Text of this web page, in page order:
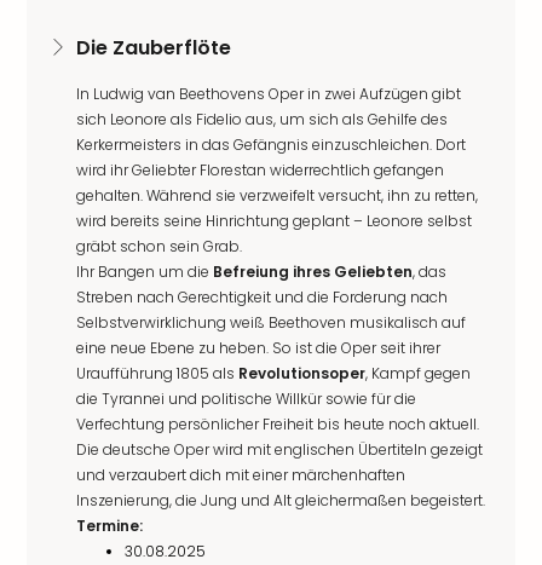
Die Zauberflöte
In Ludwig van Beethovens Oper in zwei Aufzügen gibt
sich Leonore als Fidelio aus, um sich als Gehilfe des
Kerkermeisters in das Gefängnis einzuschleichen. Dort
wird ihr Geliebter Florestan widerrechtlich gefangen
gehalten. Während sie verzweifelt versucht, ihn zu retten,
wird bereits seine Hinrichtung geplant – Leonore selbst
gräbt schon sein Grab.
Ihr Bangen um die Befreiung ihres Geliebten, das
Streben nach Gerechtigkeit und die Forderung nach
Selbstverwirklichung weiß Beethoven musikalisch auf
eine neue Ebene zu heben. So ist die Oper seit ihrer
Uraufführung 1805 als Revolutionsoper, Kampf gegen
die Tyrannei und politische Willkür sowie für die
Verfechtung persönlicher Freiheit bis heute noch aktuell.
Die deutsche Oper wird mit englischen Übertiteln gezeigt
und verzaubert dich mit einer märchenhaften
Inszenierung, die Jung und Alt gleichermaßen begeistert.
Termine:
30.08.2025